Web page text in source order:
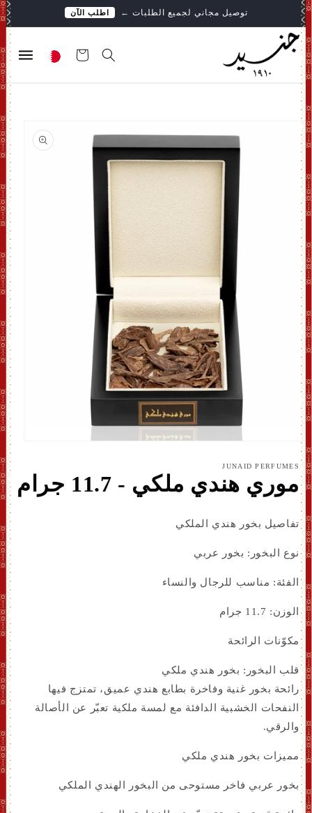
المحتوى
توصيل مجاني لجميع الطلبات ← اطلب الآن
التسوق
افتح
بشكل
JUNAID PERFUMES
موري هندي ملكي - 11.7 جرام
تفاصيل بخور هندي الملكي
نوع البخور: بخور عربي
الفئة: مناسب للرجال والنساء
الوزن: 11.7 جرام
مكوّنات الرائحة
قلب البخور: بخور هندي ملكي
رائحة بخور غنية وفاخرة بطابع هندي عميق، تمتزج فيها
النفحات الخشبية الدافئة مع لمسة ملكية تعبّر عن الأصالة
والرقي.
مميزات بخور هندي ملكي
بخور عربي فاخر مستوحى من البخور الهندي الملكي